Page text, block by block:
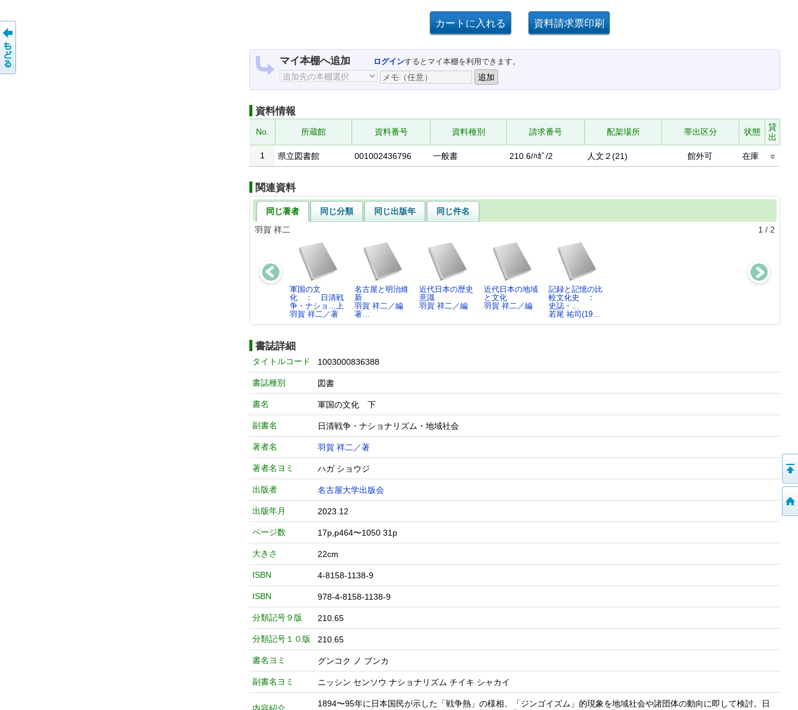
マイ本棚へ追加 ログインするとマイ本棚を利用できます。
資料情報
No. 所蔵館 資料番号 資料種別 請求番号 配架場所 帯出区分 状態
貸
出
1
県立図書館 001002436796 一般書 210.6/ﾊｶﾞ/2 人文２(21) 館外可 在庫 ○
関連資料
同じ著者 同じ分類 同じ出版年
同じ件名
羽賀 祥二
1 / 2
軍国の文
化 ： 日清戦
争・ナショ…上
羽賀 祥二／著
名古屋と明治維
新
羽賀 祥二／編
著…
近代日本の歴史
意識
羽賀 祥二／編
近代日本の地域
と文化
羽賀 祥二／編
記録と記憶の比
較文化史 ：
史誌・…
若尾 祐司(19…
書誌詳細
タイトルコード 1003000836388
書誌種別 図書
書名 軍国の文化 下
副書名 日清戦争・ナショナリズム・地域社会
著者名 羽賀 祥二／著
著者名ヨミ ハガ ショウジ
出版者 名古屋大学出版会
出版年月 2023.12
ページ数 17p,p464〜1050 31p
大きさ 22cm
ISBN 4-8158-1138-9
ISBN 978-4-8158-1138-9
分類記号９版 210.65
分類記号１０版 210.65
書名ヨミ グンコク ノ ブンカ
副書名ヨミ ニッシン センソウ ナショナリズム チイキ シャカイ
1894〜95年に日本国民が示した「戦争熱」の様相、「ジンゴイズム」的現象を地域社会や諸団体の動向に即して検討。日